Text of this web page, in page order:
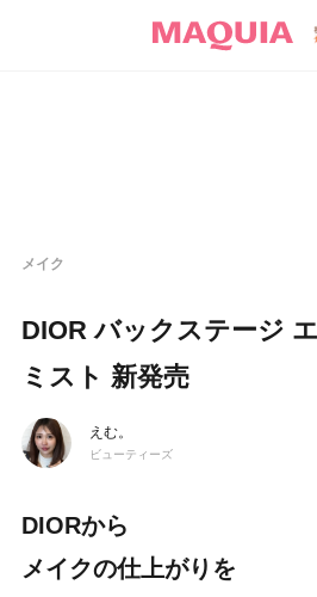
メイク
DIOR バックステージ
ミスト 新発売
えむ。
ビューティーズ
DIORから
メイクの仕上がりを